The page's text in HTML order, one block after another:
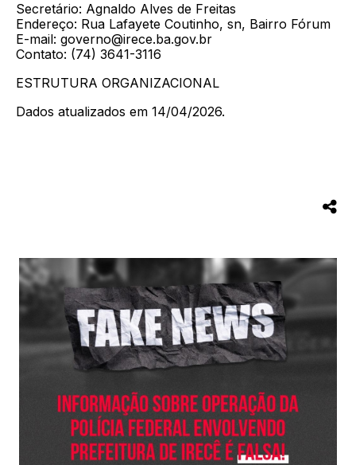
Secretário: Agnaldo Alves de Freitas
Endereço: Rua Lafayete Coutinho, sn, Bairro Fórum
E-mail: governo@irece.ba.gov.br
Contato: (74) 3641-3116
ESTRUTURA ORGANIZACIONAL
Dados atualizados em 14/04/2026.